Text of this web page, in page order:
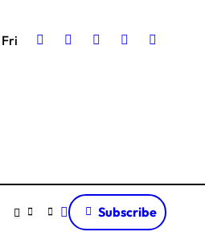
Subscribe